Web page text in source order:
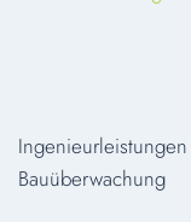
Bauüberwachung